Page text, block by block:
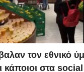
τον εθνικό
κάποιοι στα